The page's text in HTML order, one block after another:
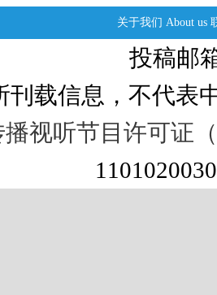
关于我们 About us
投稿邮
刊载信息，不代表
播视听节目许可证